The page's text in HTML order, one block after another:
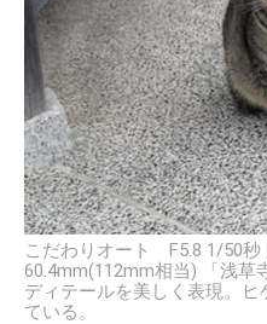
こだわりオート F5.8 1/50
60.4mm(112mm相当) 「浅
ディテールを美しく表現。
ている。